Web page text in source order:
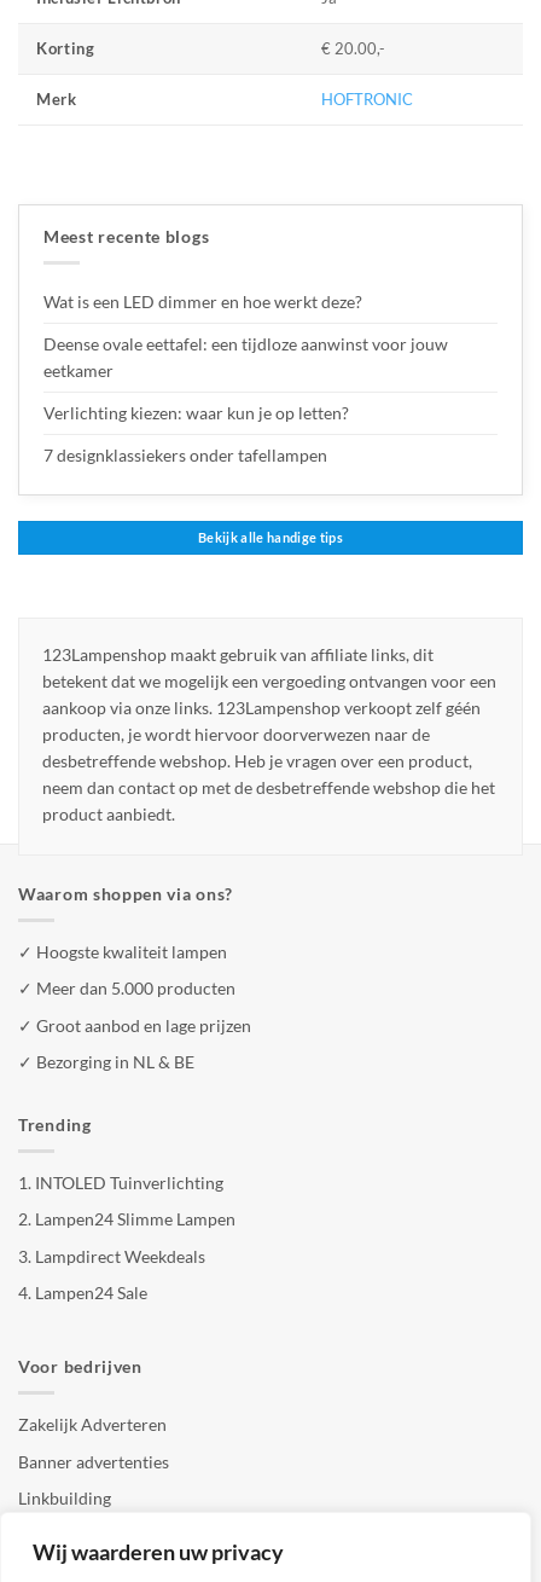
Wij waarderen uw privacy
Korting € 20.00,-
Merk HOFTRONIC
Meest recente blogs
Wat is een LED dimmer en hoe werkt deze?
Deense ovale eettafel: een tijdloze aanwinst voor jouw
eetkamer
Verlichting kiezen: waar kun je op letten?
7 designklassiekers onder tafellampen
Bekijk alle handige tips
123Lampenshop maakt gebruik van affiliate links, dit
betekent dat we mogelijk een vergoeding ontvangen voor een
aankoop via onze links. 123Lampenshop verkoopt zelf géén
producten, je wordt hiervoor doorverwezen naar de
desbetreffende webshop. Heb je vragen over een product,
neem dan contact op met de desbetreffende webshop die het
product aanbiedt.
Waarom shoppen via ons?
✓ Hoogste kwaliteit lampen
✓ Meer dan 5.000 producten
✓ Groot aanbod en lage prijzen
✓ Bezorging in NL & BE
Trending
1. INTOLED Tuinverlichting
2. Lampen24 Slimme Lampen
3. Lampdirect Weekdeals
4. Lampen24 Sale
Voor bedrijven
Zakelijk Adverteren
Banner advertenties
Linkbuilding